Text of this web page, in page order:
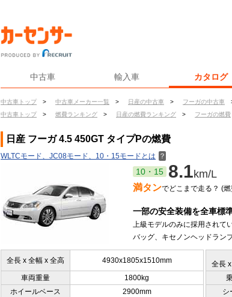
中古車 輸入車 カタログ
中古車トップ > 中古車メーカー一覧 > 日産の中古車 > フーガの中古車
中古車トップ
> 燃費ランキング > 日産の燃費ランキング > フーガの燃費
日産 フーガ 4.5 450GT タイプPの燃費
WLTCモード、JC08モード、10・15モードとは ？
10・15 8.1km/L
満タンでどこまで走る？ (
一部の安全装備を全車標
上級モデルのみに採用されて
バッグ、キセノンヘッドラン
全長 x 全幅 x 全高 4930x1805x1510mm
全長
車両重量 1800kg
ホイールベース
2900mm シ